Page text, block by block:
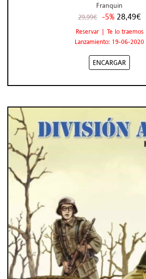
Franquin
29,99€ -5% 28,49€
Reservar | Te lo traemos
Lanzamiento: 19-06-2020
ENCARGAR